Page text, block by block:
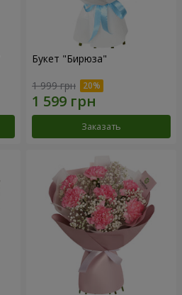
Букет "Бирюза"
1 999 грн
Заказать